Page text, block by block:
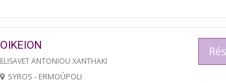
OIKEION
ELISAVET ANTONIOU XANTHAKI
SYROS - ERMOÚPOLI